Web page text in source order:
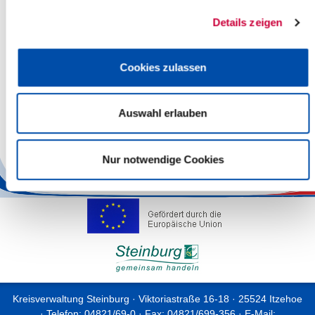
Details zeigen
Cookies zulassen
Auswahl erlauben
Nur notwendige Cookies
des Welt-AIDS-Tages ist es, dafür zu sensibilisieren, wie wichtig
ein Miteinander ohne Vorurteile und Ausgrenzung ist – zu zeigen,
Bis zum 14. Dezember 2016 können Sie die Ausstellung im
Gesundheitsamt während der Öffnungszeiten besuchen. Die
Interessierte. Sie haben Fragen? Steffi Nelles steht Ihnen unter
Tel. 04821 69281 gern zur Verfügung.
Kreisverwaltung Steinburg · Viktoriastraße 16-18 · 25524 Itzehoe